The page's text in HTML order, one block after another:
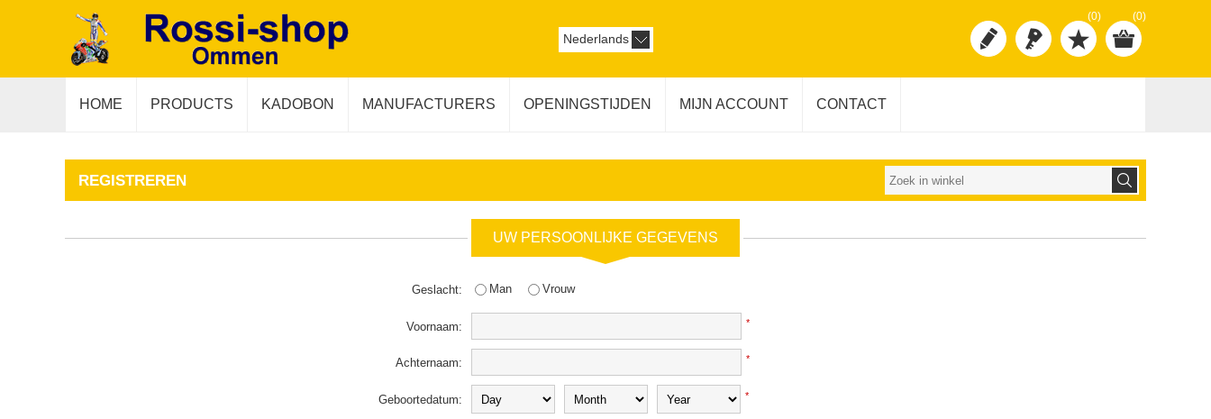
(0) (0)
Nederlands
HOME PRODUCTS KADOBON MANUFACTURERS OPENINGSTIJDEN MIJN ACCOUNT CONTACT
REGISTREREN
UW PERSOONLIJKE GEGEVENS
Geslacht: Man Vrouw
Voornaam: *
Achternaam: *
Geboortedatum: *